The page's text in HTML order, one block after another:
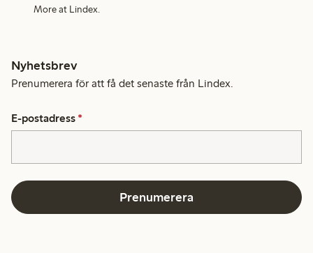
More at Lindex.
Nyhetsbrev
Prenumerera för att få det senaste från Lindex.
E-postadress *
Prenumerera